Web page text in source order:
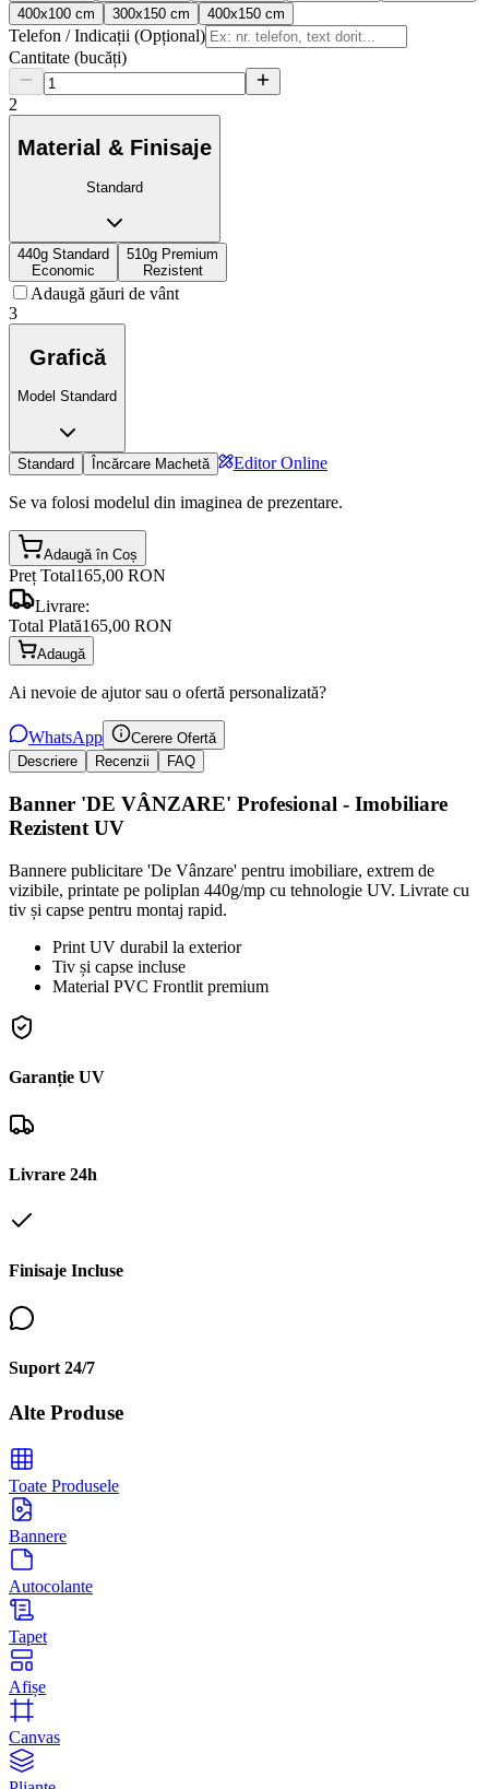
400x100 cm
300x150 cm 400x150 cm
Telefon / Indicații (Opțional)
Cantitate (bucăți)
2
Material & Finisaje
Standard
440g Standard
Economic
510g Premium
Rezistent
Adaugă găuri de vânt
3
Grafică
Model Standard
Standard Încărcare Machetă Editor Online
Se va folosi modelul din imaginea de prezentare.
Adaugă în Coș
Preț Total165,00 RON
Livrare:
Total Plată165,00 RON
Adaugă
Ai nevoie de ajutor sau o ofertă personalizată?
WhatsApp
Cerere Ofertă
Descriere
Recenzii FAQ
Banner 'DE VÂNZARE' Profesional - Imobiliare
Rezistent UV
Bannere publicitare 'De Vânzare' pentru imobiliare, extrem de
vizibile, printate pe poliplan 440g/mp cu tehnologie UV. Livrate cu
tiv și capse pentru montaj rapid.
Print UV durabil la exterior
Tiv și capse incluse
Material PVC Frontlit premium
Garanție UV
Livrare 24h
Finisaje Incluse
Suport 24/7
Alte Produse
Toate Produsele
Bannere
Autocolante
Tapet
Afișe
Canvas